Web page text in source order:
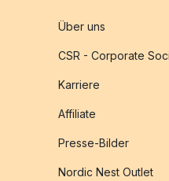
Über uns
CSR - Corporate
Karriere
Affiliate
Presse-Bilder
Nordic Nest Outlet